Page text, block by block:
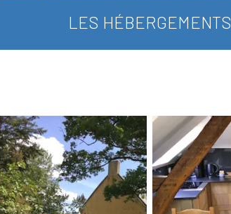
LES HÉBERGEMENTS